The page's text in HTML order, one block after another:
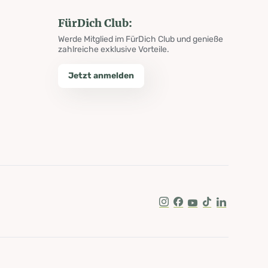
FürDich Club:
Werde Mitglied im FürDich Club und genieße
zahlreiche exklusive Vorteile.
Jetzt anmelden
Instagram
Facebook
Youtube
Tik TokLinkedIn